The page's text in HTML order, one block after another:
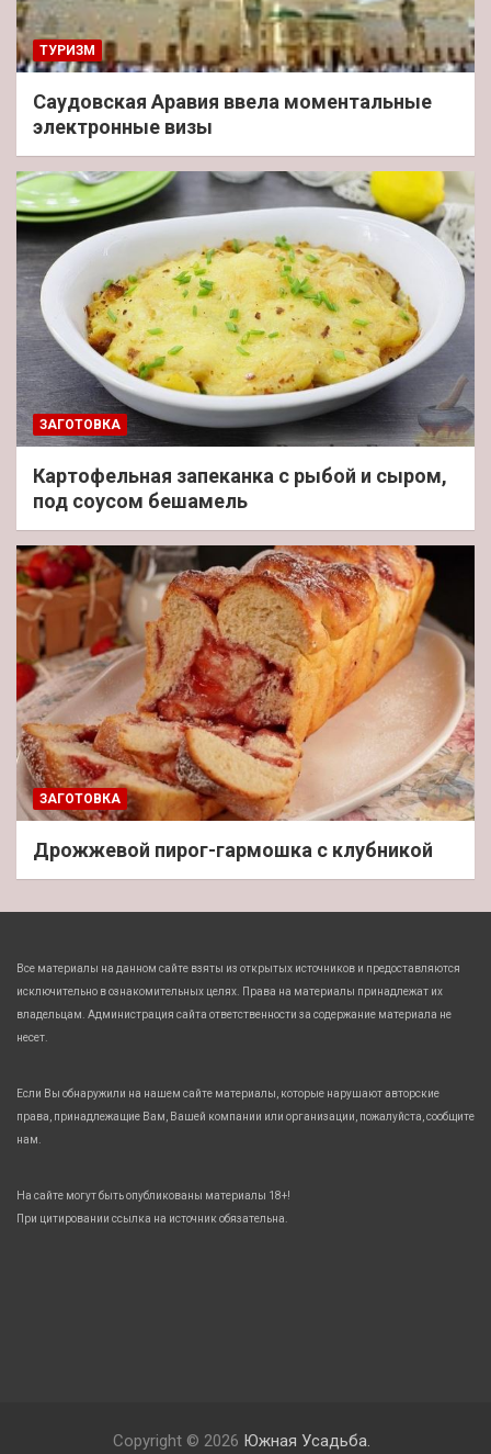
ТУРИЗМ
Саудовская Аравия ввела моментальные
электронные визы
ЗАГОТОВКА
Картофельная запеканка с рыбой и сыром,
под соусом бешамель
ЗАГОТОВКА
Дрожжевой пирог-гармошка с клубникой
Все материалы на данном сайте взяты из открытых источников и предоставляются
исключительно в ознакомительных целях. Права на материалы принадлежат их
владельцам. Администрация сайта ответственности за содержание материала не
несет.
Если Вы обнаружили на нашем сайте материалы, которые нарушают авторские
права, принадлежащие Вам, Вашей компании или организации, пожалуйста, сообщите
нам.
На сайте могут быть опубликованы материалы 18+!
При цитировании ссылка на источник обязательна.
Copyright © 2026 Южная Усадьба.